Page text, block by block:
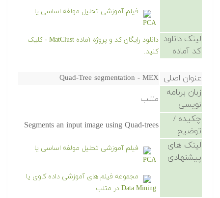
فیلم آموزشی تحلیل مولفه اساسی یا
PCA
لینک دانلود
کد آماده
دانلود رایگان کد و پروژه آماده MatClust - کلیک
کنید.
عنوان اصلی Quad-Tree segmentation - MEX
زبان برنامه
نویسی
متلب
چکیده /
توضیح
Segments an input image using Quad-trees
لینک های
پیشنهادی
فیلم آموزشی تحلیل مولفه اساسی یا
PCA
مجموعه فیلم های آموزشی داده کاوی یا
Data Mining در متلب